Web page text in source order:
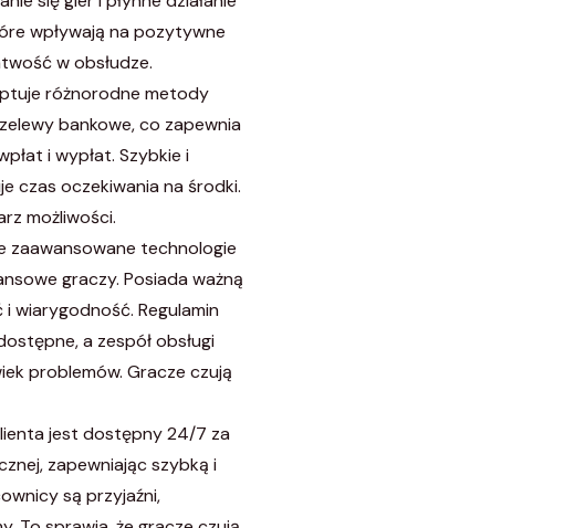
wpływają na pozytywne
w obsłudze.
różnorodne metody
bankowe, co zapewnia
i wypłat. Szybkie i
czas oczekiwania na środki.
możliwości.
zaawansowane technologie
graczy. Posiada ważną
wiarygodność. Regulamin
a zespół obsługi
problemów. Gracze czują
jest dostępny 24/7 za
zapewniając szybką i
są przyjaźni,